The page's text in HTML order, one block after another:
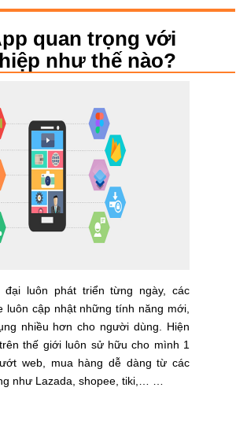
quan trọng với
như thế nào?
đại luôn phát triển từng ngày, các
luôn cập nhật những tính năng mới,
nhiều hơn cho người dùng. Hiện
thế giới luôn sử hữu cho mình 1
web, mua hàng dễ dàng từ các
như Lazada, shopee, tiki,… …